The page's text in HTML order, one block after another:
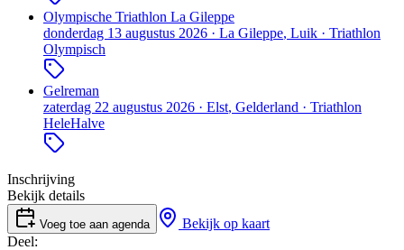
Olympische Triathlon La Gileppe
donderdag 13 augustus 2026 · La Gileppe, Luik · Triathlon
Olympisch
Gelreman
zaterdag 22 augustus 2026 · Elst, Gelderland · Triathlon
HeleHalve
Inschrijving
Bekijk details
Voeg toe aan agenda
Bekijk op kaart
Deel: